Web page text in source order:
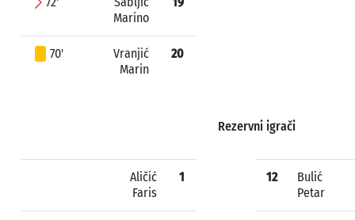
Marino
70'
Vranjić
Marin
20
Rezervni igrači
Aličić
Faris
1 12
Bulić
Petar